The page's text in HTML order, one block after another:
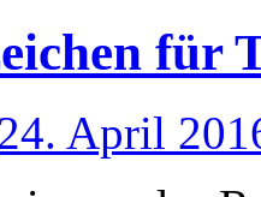
für
April